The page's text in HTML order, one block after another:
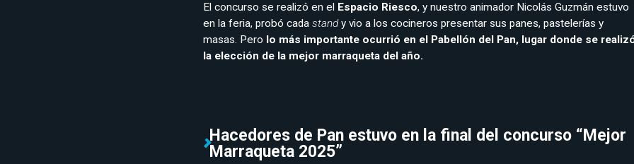
El concurso se realizó en el Espacio Riesco, y nuestro animador Nicolás Guzmán estuvo
en la feria, probó cada standy vio a los cocineros presentar sus panes, pastelerías y
masas. Pero lo más importante ocurrió en el Pabellón del Pan, lugar donde se
la elección de la mejor marraqueta del año.
Hacedores de Pan estuvo en la final del concurso “Mejor
Marraqueta 2025”